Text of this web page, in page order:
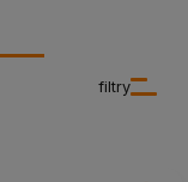
filtry